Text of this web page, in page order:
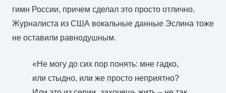
гимн России, причем сделал это просто отлично.
Журналиста из США вокальные данные Эслина тоже
не оставили равнодушным.
«Не могу до сих пор понять: мне гадко,
или стыдно, или же просто неприятно?